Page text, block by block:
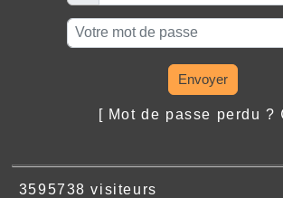
Envoyer
[ Mot de passe perdu ?
3595738 visiteurs